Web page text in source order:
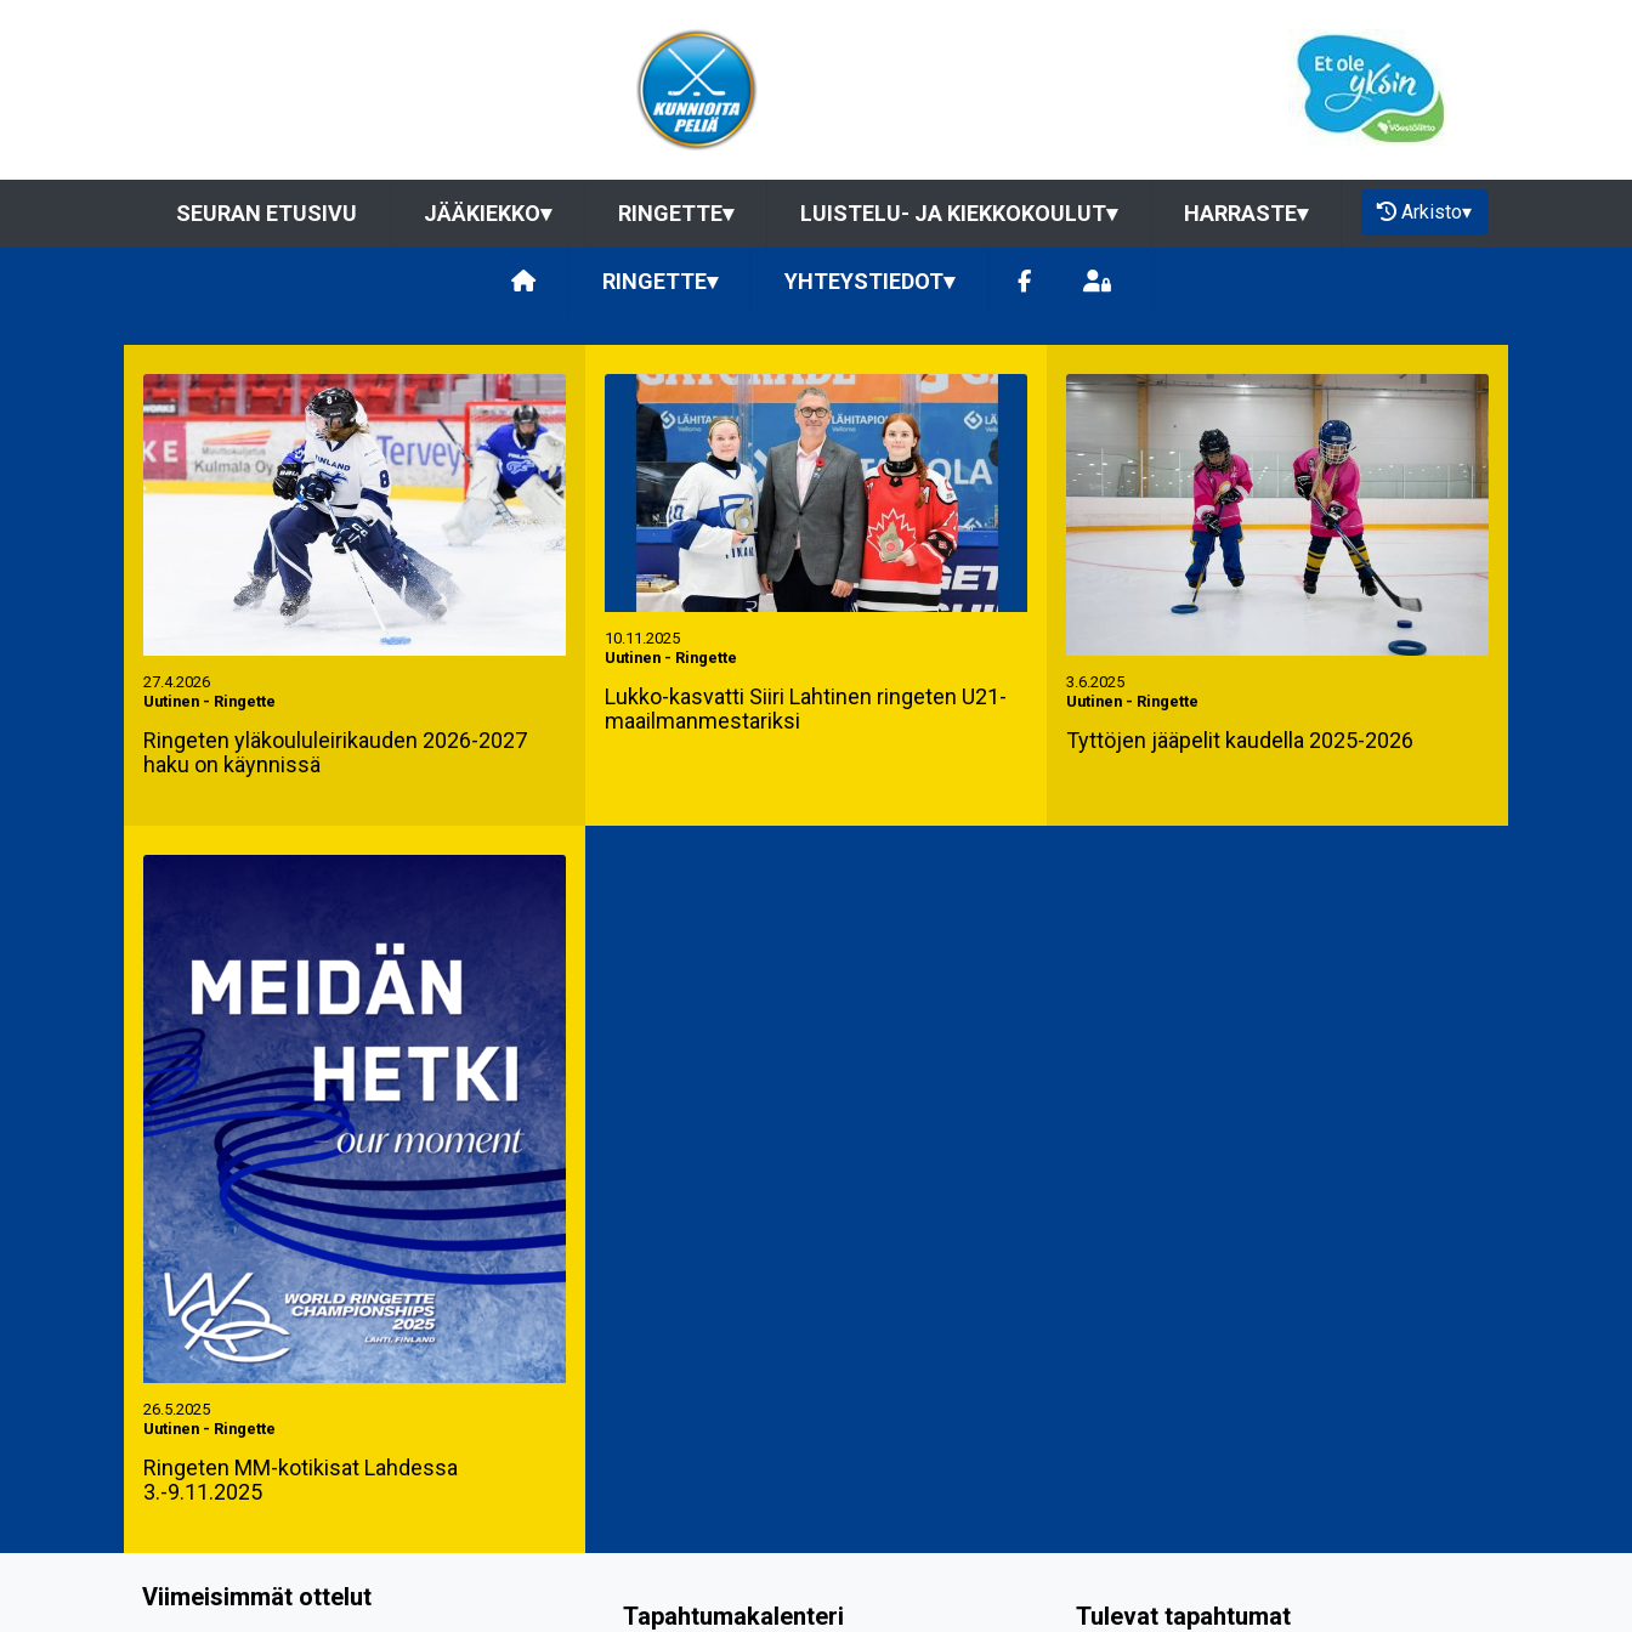
SEURAN ETUSIVU JÄÄKIEKKO▾ RINGETTE▾ LUISTELU- JA KIEKKOKOULUT▾ HARRASTE▾ Arkisto▾
RINGETTE▾ YHTEYSTIEDOT▾
27.4.2026
Uutinen - Ringette
Ringeten yläkoululeirikauden 2026-2027
haku on käynnissä
10.11.2025
Uutinen - Ringette
Lukko-kasvatti Siiri Lahtinen ringeten U21-
maailmanmestariksi
3.6.2025
Uutinen - Ringette
Tyttöjen jääpelit kaudella 2025-2026
26.5.2025
Uutinen - Ringette
Ringeten MM-kotikisat Lahdessa
3.-9.11.2025
Viimeisimmät ottelut
Tapahtumakalenteri Tulevat tapahtumat